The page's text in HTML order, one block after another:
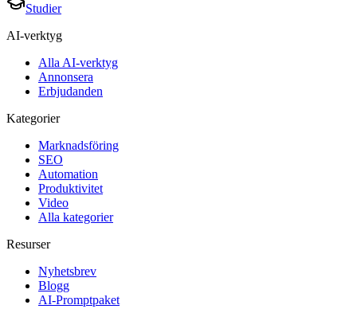
Studier
AI-verktyg
Alla AI-verktyg
Annonsera
Erbjudanden
Kategorier
Marknadsföring
SEO
Automation
Produktivitet
Video
Alla kategorier
Resurser
Nyhetsbrev
Blogg
AI-Promptpaket